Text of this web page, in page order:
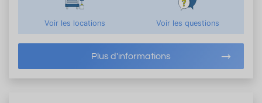
Voir les locations Voir les questions
Plus d'informations